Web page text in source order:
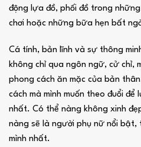
động lựa đồ, phối đồ trong
chơi hoặc những bữa hẹn bất
Cá tính, bản lĩnh và sự thông
không chỉ qua ngôn ngữ, cử chỉ,
phong cách ăn mặc của bản
cách mà mình muốn theo đuổi
nhất. Có thể nàng không xinh
nàng sẽ là người phụ nữ nổi bật,
mình nhất.